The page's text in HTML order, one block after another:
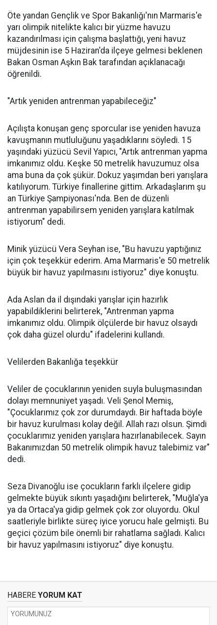
Öte yandan Gençlik ve Spor Bakanlığı'nın Marmaris'e
yarı olimpik nitelikte kalıcı bir yüzme havuzu
kazandırılması için çalışma başlattığı, yeni havuz
müjdesinin ise 5 Haziran'da ilçeye gelmesi beklenen
Bakan Osman Aşkın Bak tarafından açıklanacağı
öğrenildi.
"Artık yeniden antrenman yapabileceğiz"
Açılışta konuşan genç sporcular ise yeniden havuza
kavuşmanın mutluluğunu yaşadıklarını söyledi. 15
yaşındaki yüzücü Sevil Yapıcı, "Artık antrenman yapma
imkanımız oldu. Keşke 50 metrelik havuzumuz olsa
ama buna da çok şükür. Dokuz yaşımdan beri yarışlara
katılıyorum. Türkiye finallerine gittim. Arkadaşlarım şu
an Türkiye Şampiyonası'nda. Ben de düzenli
antrenman yapabilirsem yeniden yarışlara katılmak
istiyorum" dedi.
Minik yüzücü Vera Seyhan ise, "Bu havuzu yaptığınız
için çok teşekkür ederim. Ama Marmaris'e 50 metrelik
büyük bir havuz yapılmasını istiyoruz" diye konuştu.
Ada Aslan da il dışındaki yarışlar için hazırlık
yapabildiklerini belirterek, "Antrenman yapma
imkanımız oldu. Olimpik ölçülerde bir havuz olsaydı
çok daha güzel olurdu" ifadelerini kullandı.
Velilerden Bakanlığa teşekkür
Veliler de çocuklarının yeniden suyla buluşmasından
dolayı memnuniyet yaşadı. Veli Şenol Memiş,
"Çocuklarımız çok zor durumdaydı. Bir haftada böyle
bir havuz kurulması kolay değil. Allah razı olsun. Şimdi
çocuklarımız yeniden yarışlara hazırlanabilecek. Sayın
Bakanımızdan 50 metrelik olimpik havuz talebimiz var"
dedi.
Seza Divanoğlu ise çocukların farklı ilçelere gidip
gelmekte büyük sıkıntı yaşadığını belirterek, "Muğla'ya
ya da Ortaca'ya gidip gelmek çok zor oluyordu. Okul
saatleriyle birlikte süreç iyice yorucu hale gelmişti. Bu
geçici çözüm bile önemli bir rahatlama sağladı. Kalıcı
bir havuz yapılmasını istiyoruz" diye konuştu.
HABERE YORUM KAT